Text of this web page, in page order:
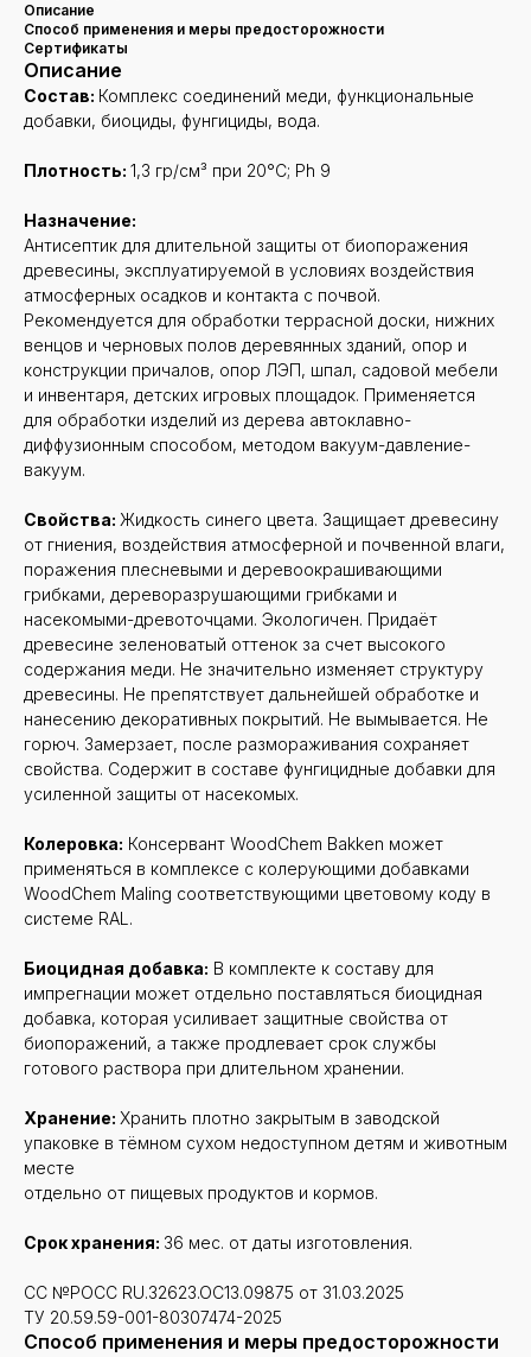
Описание
Способ применения и меры предосторожности
Сертификаты
Описание
Состав: Комплекс соединений меди, функциональные
добавки, биоциды, фунгициды, вода.
Плотность: 1,3 гр/см³ при 20°С; Ph 9
Назначение:
Антисептик для длительной защиты от биопоражения
древесины, эксплуатируемой в условиях воздействия
атмосферных осадков и контакта с почвой.
Рекомендуется для обработки террасной доски, нижних
венцов и черновых полов деревянных зданий, опор и
конструкции причалов, опор ЛЭП, шпал, садовой мебели
и инвентаря, детских игровых площадок. Применяется
для обработки изделий из дерева автоклавно-
диффузионным способом, методом вакуум-давление-
вакуум.
Свойства: Жидкость синего цвета. Защищает древесину
от гниения, воздействия атмосферной и почвенной влаги,
поражения плесневыми и деревоокрашивающими
грибками, дереворазрушающими грибками и
насекомыми-древоточцами. Экологичен. Придаёт
древесине зеленоватый оттенок за счет высокого
содержания меди. Не значительно изменяет структуру
древесины. Не препятствует дальнейшей обработке и
нанесению декоративных покрытий. Не вымывается. Не
горюч. Замерзает, после размораживания сохраняет
свойства. Содержит в составе фунгицидные добавки для
усиленной защиты от насекомых.
Колеровка: Консервант WoodChem Bakken может
применяться в комплексе с колерующими добавками
WoodChem Maling соответствующими цветовому коду в
системе RAL.
Биоцидная добавка: В комплекте к составу для
импрегнации может отдельно поставляться биоцидная
добавка, которая усиливает защитные свойства от
биопоражений, а также продлевает срок службы
готового раствора при длительном хранении.
Хранение: Хранить плотно закрытым в заводской
упаковке в тёмном сухом недоступном детям и животным
месте
отдельно от пищевых продуктов и кормов.
Срок хранения: 36 мес. от даты изготовления.
СС №РОСС RU.32623.OC13.09875 от 31.03.2025
ТУ 20.59.59-001-80307474-2025
Способ применения и меры предосторожности